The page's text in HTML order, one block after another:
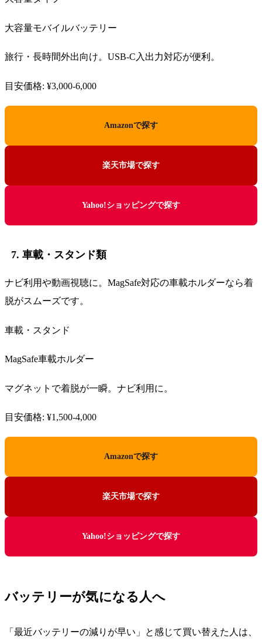
大容量モバイルバッテリー
旅行・長時間外出向け。USB-C入出力対応が便利。
目安価格: ¥3,000-6,000
Amazonで探す
楽天市場で探す
Yahoo!ショッピングで探す
7. 車載・スタンド類
ナビ利用や動画視聴に。MagSafe対応の車載ホルダーなら着
脱がスムーズです。
車載・スタンド
MagSafe車載ホルダー
マグネットで着脱が一瞬。ナビ利用に。
目安価格: ¥1,500-4,000
Amazonで探す
楽天市場で探す
Yahoo!ショッピングで探す
バッテリーが気になる人へ
「最近バッテリーの減りが早い」と感じて買い替えた人は、